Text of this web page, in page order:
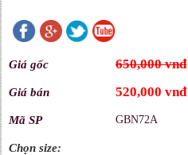
Giá gốc 650,000 vnđ
Giá bán 520,000 vnđ
Mã SP GBN72A
Chọn size: